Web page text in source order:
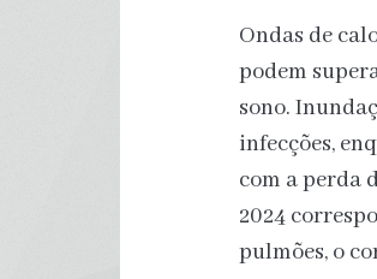
Ondas de
podem
sono.
infecções,
com a perda
2024
pulmões, o